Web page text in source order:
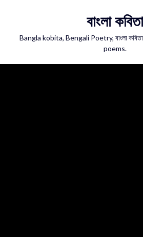
বাংলা কবিতা
Bangla kobita, Bengali Poetry, বাংলা
poems.